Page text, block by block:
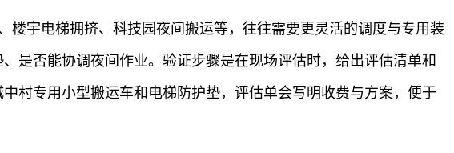
楼宇电梯拥挤、科技园夜间搬运等，往往需要更灵活的调度与专用装
是否能协调夜间作业。验证步骤是在现场评估时，给出评估清单和
村专用小型搬运车和电梯防护垫，评估单会写明收费与方案，便于